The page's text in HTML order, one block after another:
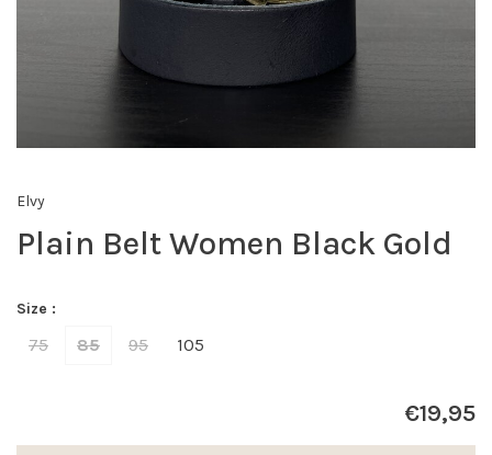
Elvy
Plain Belt Women Black Gold
Size :
75 85 95 105
€19,95